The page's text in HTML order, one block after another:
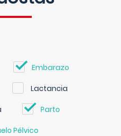
Embarazo
Lactancia
Parto
Pélvico